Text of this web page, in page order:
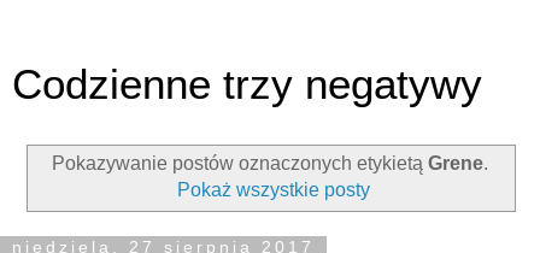
Codzienne trzy negatywy
Pokazywanie postów oznaczonych etykietą Grene.
Pokaż wszystkie posty
niedziela, 27 sierpnia 2017